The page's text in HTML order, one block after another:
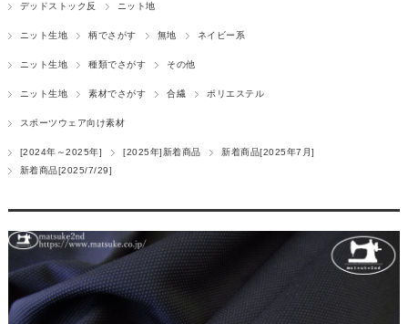
デッドストック反 ニット地
ニット生地 柄でさがす 無地 ネイビー系
ニット生地 種類でさがす その他
ニット生地 素材でさがす 合繊 ポリエステル
スポーツウェア向け素材
[2024年～2025年] [2025年]新着商品
新着商品[2025年7月]
新着商品[2025/7/29]